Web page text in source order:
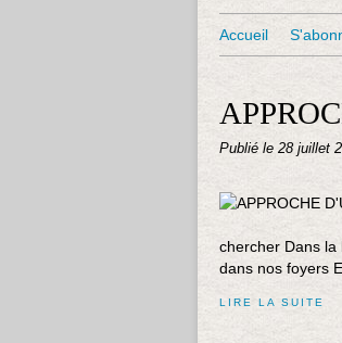
Accueil
Publié le 28 juillet
chercher Dans la
dans nos foyers
LIRE LA SUITE